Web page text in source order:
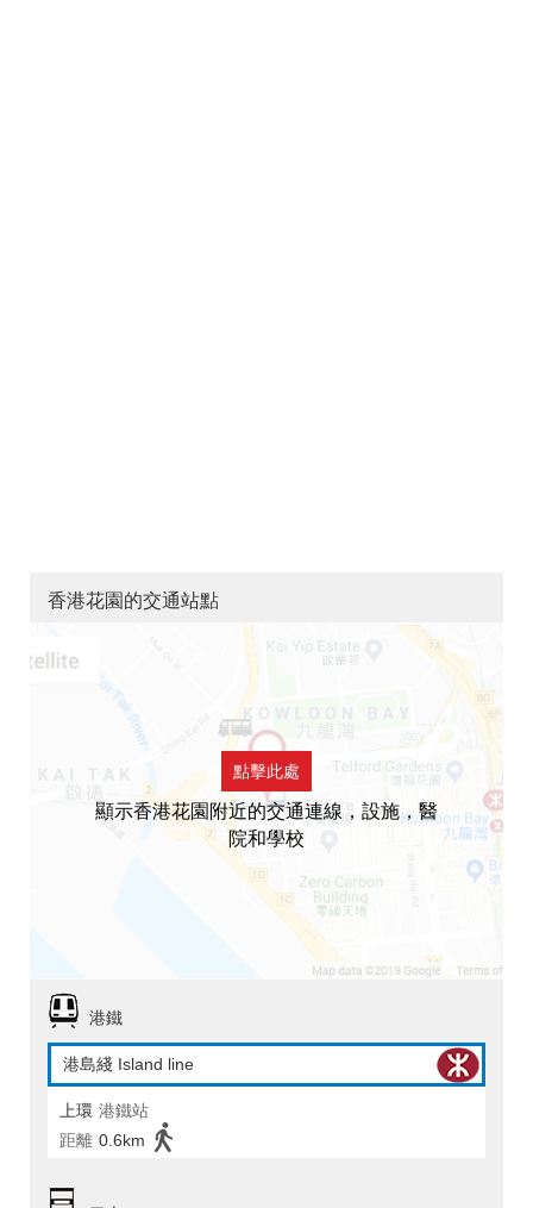
香港花園的交通站點
點擊此處
顯示香港花園附近的交通連線，設施，醫
院和學校
港鐵
港島綫 Island line
上環 港鐵站
距離 0.6km